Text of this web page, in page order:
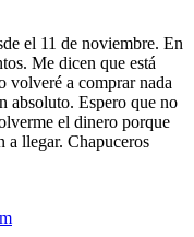
el 11 de noviembre. En
Me dicen que está
volveré a comprar nada
absoluto. Espero que no
el dinero porque
a llegar. Chapuceros